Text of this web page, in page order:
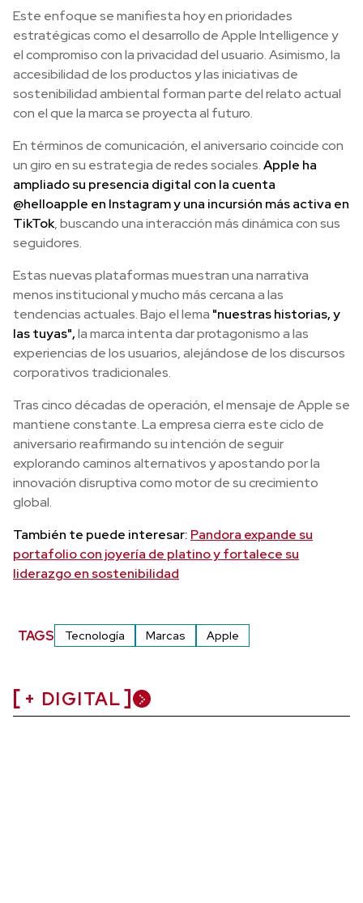
Este enfoque se manifiesta hoy en prioridades
estratégicas como el desarrollo de Apple Intelligence y
el compromiso con la privacidad del usuario. Asimismo, la
accesibilidad de los productos y las iniciativas de
sostenibilidad ambiental forman parte del relato actual
con el que la marca se proyecta al futuro.
En términos de comunicación, el aniversario coincide con
un giro en su estrategia de redes sociales.Apple ha
ampliado su presencia digital con la cuenta
@helloapple en Instagram y una incursión más activa en
TikTok, buscando una interacción más dinámica con sus
seguidores.
Estas nuevas plataformas muestran una narrativa
menos institucional y mucho más cercana a las
tendencias actuales. Bajo el lema "nuestras historias, y
las tuyas",la marca intenta dar protagonismo a las
experiencias de los usuarios, alejándose de los discursos
corporativos tradicionales.
Tras cinco décadas de operación, el mensaje de Apple se
mantiene constante. La empresa cierra este ciclo de
aniversario reafirmando su intención de seguir
explorando caminos alternativos y apostando por la
innovación disruptiva como motor de su crecimiento
global.
También te puede interesar: Pandora expande su
portafolio con joyería de platino y fortalece su
liderazgo en sostenibilidad
TAGS Tecnología Marcas Apple
+ DIGITAL